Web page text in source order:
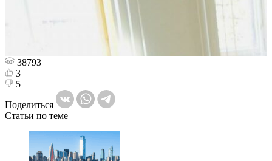
38793
3
5
Поделиться
Статьи по теме